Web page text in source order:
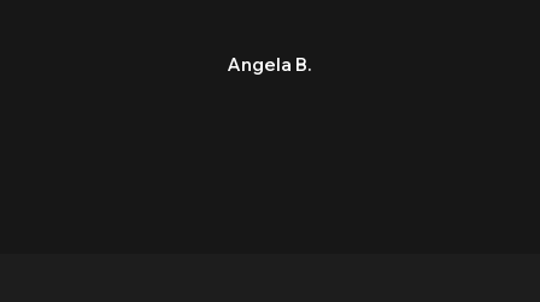
Angela B.